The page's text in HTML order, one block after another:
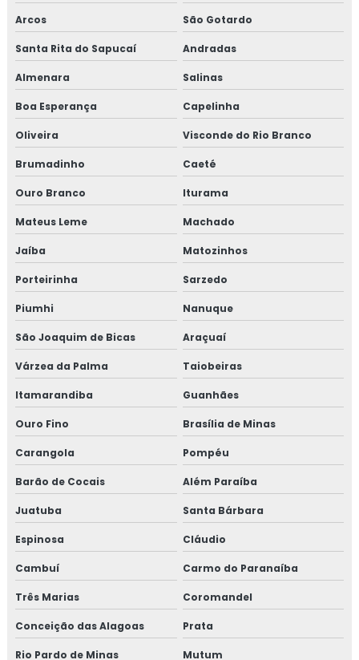
Curso iso 17025 online
Curso de rotulagem nutricional
Curso de rotulagem nutricional online
Empresa de consultoria gmp
Empresa de consultoria para setor alimentício
Empresa de consultoria para setor de alimentos
Empresa de treinamento para empresa alimentícia
Empresa de treinamento para setor alimentício
Empresa de treinamento para setor de alimentos
Treinamento em adequação para acreditação na iso
17025
Treinamento em análise crítica de laudos de calibração
Treinamento em análise e diagnóstico de cultura
organizacional
Treinamento em análise sensorial
Arcos São Gotardo
Santa Rita do Sapucaí Andradas
Almenara Salinas
Boa Esperança Capelinha
Oliveira Visconde do Rio Branco
Brumadinho Caeté
Ouro Branco Iturama
Mateus Leme Machado
Jaíba Matozinhos
Porteirinha Sarzedo
Piumhi Nanuque
São Joaquim de Bicas Araçuaí
Várzea da Palma Taiobeiras
Itamarandiba Guanhães
Ouro Fino Brasília de Minas
Carangola Pompéu
Barão de Cocais Além Paraíba
Juatuba Santa Bárbara
Espinosa Cláudio
Cambuí Carmo do Paranaíba
Três Marias Coromandel
Conceição das Alagoas Prata
Rio Pardo de Minas Mutum